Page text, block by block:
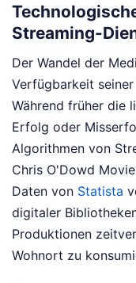
Streaming-
Der Wandel der
Verfügbarkeit
Während früher die
Erfolg oder
Algorithmen von
Chris O'Dowd
Daten von Statista
digitaler
Produktionen
Wohnort zu